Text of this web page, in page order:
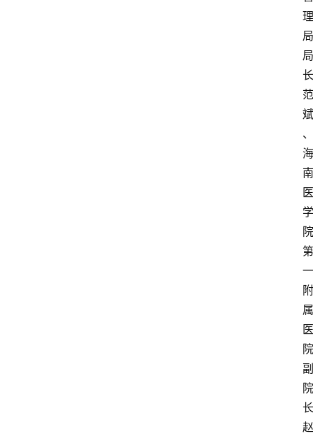
理
局
局
长
范
斌
、
海
南
医
学
院
第
一
附
属
医
院
副
院
长
赵